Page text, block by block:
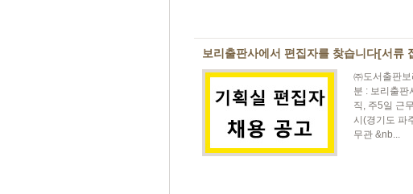
보리출판사에서 편집자를 찾습니다[서류
㈜도서출판
분 : 보리출판
직, 주5일 근
시(경기도 파
무관 &nb...